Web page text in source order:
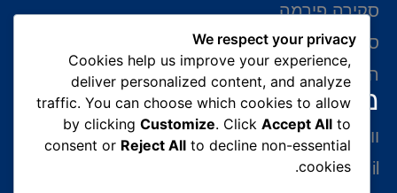
סקירה פירמה
סיפורי הצלחה
המלצות של לקוחות
מידע ליצירת קשר
ווצאפ 054-765-0002
gabriel@benatovlaw.co.il
We respect your privacy
Cookies help us improve your experience,
deliver personalized content, and analyze
traffic. You can choose which cookies to allow
by clickingCustomize. ClickAccept All to
consent or Reject All to decline non-essential
cookies.